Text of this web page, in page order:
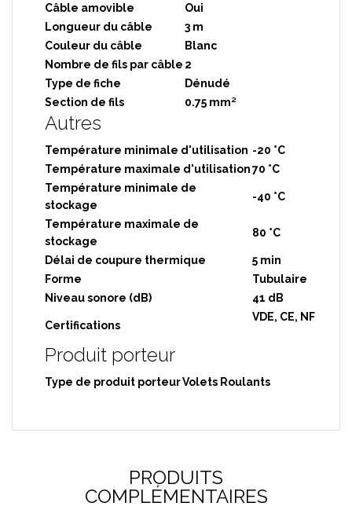
Câble amovible
Oui
Longueur du câble
3 m
Couleur du câble
Blanc
Nombre de fils par câble 2
Type de fiche
Dénudé
Section de fils
0.75 mm²
Autres
Température minimale d'utilisation -20 °C
Température maximale d'utilisation70 °C
Température minimale de
stockage
-40 °C
Température maximale de
stockage
80 °C
Délai de coupure thermique
5 min
Forme
Tubulaire
Niveau sonore (dB)
41 dB
Certifications
VDE, CE, NF
Produit porteur
Type de produit porteurVolets Roulants
PRODUITS
COMPLÉMENTAIRES